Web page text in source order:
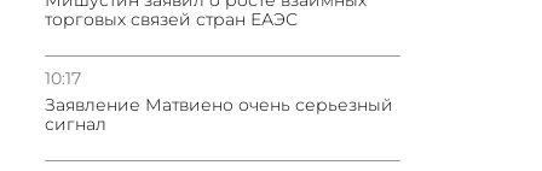
торговых связей стран ЕАЭС
10:17
Заявление Матвиено очень серьезный
сигнал